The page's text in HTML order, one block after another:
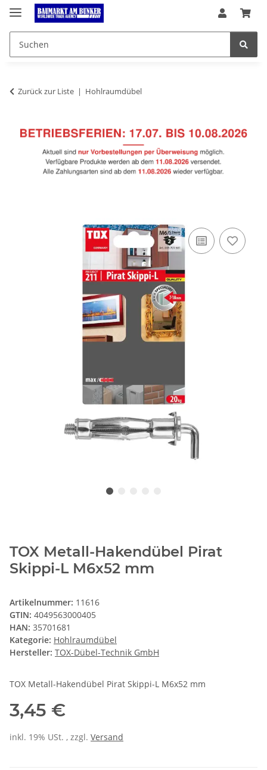
Zurück zur Liste Hohlraumdübel
TOX Metall-Hakendübel Pirat
Skippi-L M6x52 mm
Artikelnummer: 11616
GTIN: 4049563000405
HAN: 35701681
Kategorie: Hohlraumdübel
Hersteller: TOX-Dübel-Technik GmbH
TOX Metall-Hakendübel Pirat Skippi-L M6x52 mm
3,45 €
inkl. 19% USt. , zzgl. Versand